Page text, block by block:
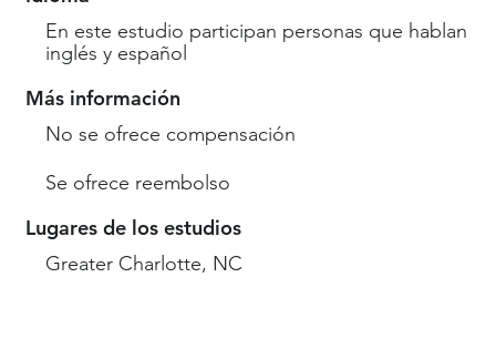
En este estudio participan personas que hablan
inglés y español
Más información
No se ofrece compensación
Se ofrece reembolso
Lugares de los estudios
Greater Charlotte, NC